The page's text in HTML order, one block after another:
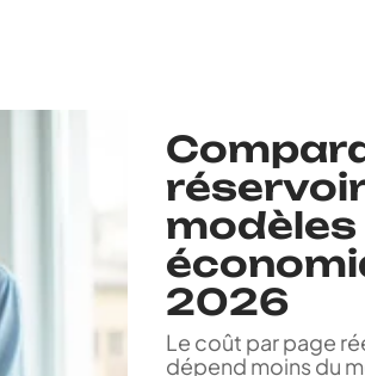
réservoir
modèles
2026
Le coût par page
dépend moins du